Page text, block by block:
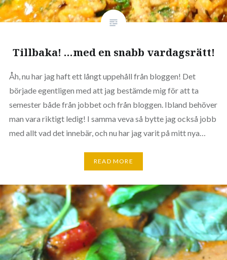
Tillbaka! …med en snabb vardagsrätt!
Åh, nu har jag haft ett långt uppehåll från bloggen! Det
började egentligen med att jag bestämde mig för att ta
semester både från jobbet och från bloggen. Ibland behöver
man vara riktigt ledig! I samma veva så bytte jag också jobb
med allt vad det innebär, och nu har jag varit på mitt nya…
READ MORE